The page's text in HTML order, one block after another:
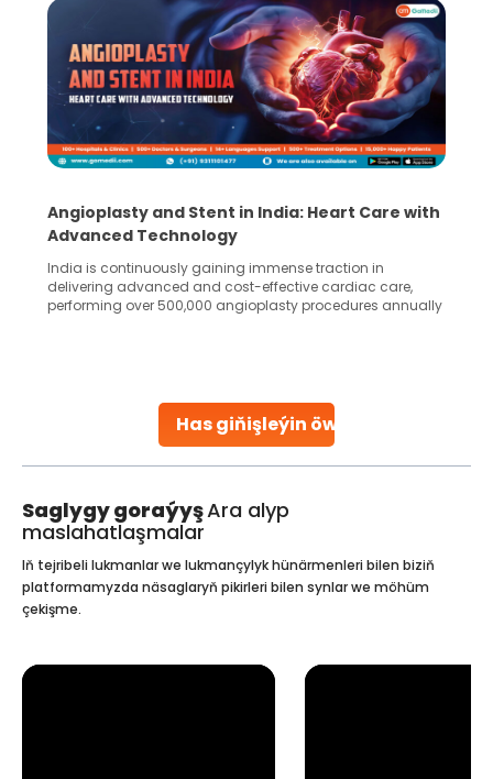
Has giňişleýin öwreniň
5 Essential Steps for Effective Human Sperm
Collection and Processing Methods
Human sperm collection and processing are critical steps
in advanced reproductive techniques like In Vitro
Fertilization (IVF) and intrauterine insemination (IUI). These
collected, they process the
Saglygy goraýyşAra alyp
maslahatlaşmalar
Iň tejribeli lukmanlar we lukmançylyk hünärmenleri bilen biziň
platformamyzda näsaglaryň pikirleri bilen synlar we möhüm
çekişme.